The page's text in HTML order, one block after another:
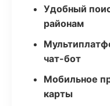
Удобный
районам
чат-бот
Мобильное
карты